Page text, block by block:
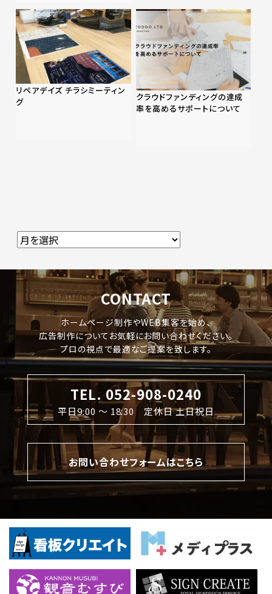
リペアデイズ チラシミーティン
グ
クラウドファンディングの達成
率を高めるサポートについて
CONTACT
ホームページ制作やWEB集客を始め、
広告制作についてお気軽にお問い合わせください。
プロの視点で最適なご提案を致します。
TEL. 052-908-0240
平日9:00 〜 18:30 定休日 土日祝日
お問い合わせフォームはこちら